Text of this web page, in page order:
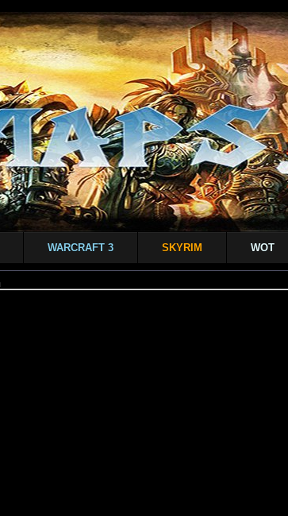
WARCRAFT 3 SKYRIM WOT